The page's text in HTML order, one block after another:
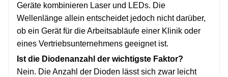
Geräte kombinieren Laser und LEDs. Die
Wellenlänge allein entscheidet jedoch nicht darüber,
ob ein Gerät für die Arbeitsabläufe einer Klinik oder
eines Vertriebsunternehmens geeignet ist.
Ist die Diodenanzahl der wichtigste Faktor?
Nein. Die Anzahl der Dioden lässt sich zwar leicht